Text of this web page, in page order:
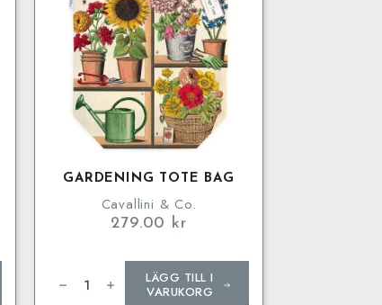
GARDENING TOTE BAG
Cavallini & Co.
279.00 kr
Bag
LÄGG TILL I
VARUKORG